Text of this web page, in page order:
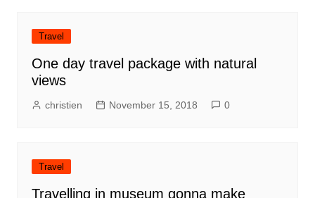
Travel
One day travel package with natural
views
christien November 15, 2018 0
Travel
Travelling in museum gonna make